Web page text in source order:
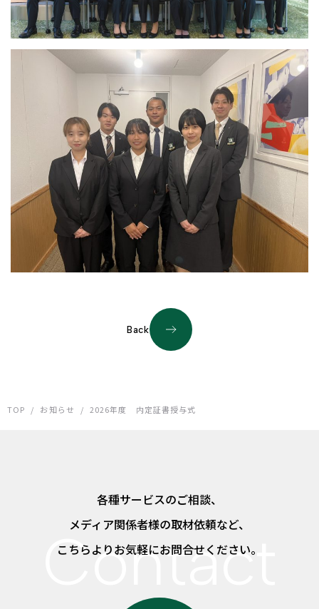
Back
TOP / お知らせ / 2026年度 内定証書授与式
各種サービスのご相談、
メディア関係者様の取材依頼など、
こちらよりお気軽にお問合せください。